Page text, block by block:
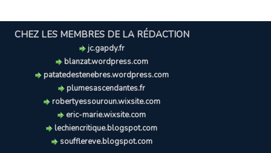
CHEZ LES MEMBRES DE LA RÉDACTION
jc.gapdy.fr
blanzat.wordpress.com
patatedestenebres.wordpress.com
plumesascendantes.fr
robertyessouroun.wixsite.com
eric-marie.wixsite.com
lechiencritique.blogspot.com
soufflereve.blogspot.com